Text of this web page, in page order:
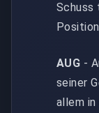
Schuss
AUG -
seiner
allem